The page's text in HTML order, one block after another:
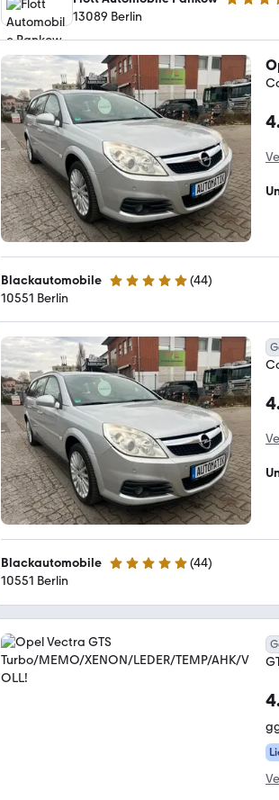
4.9
13089 Berlin
Blackautomobile 4.9 Sterne (44)
10551 Berlin
Blackautomobile 4.9 Sterne (44)
10551 Berlin